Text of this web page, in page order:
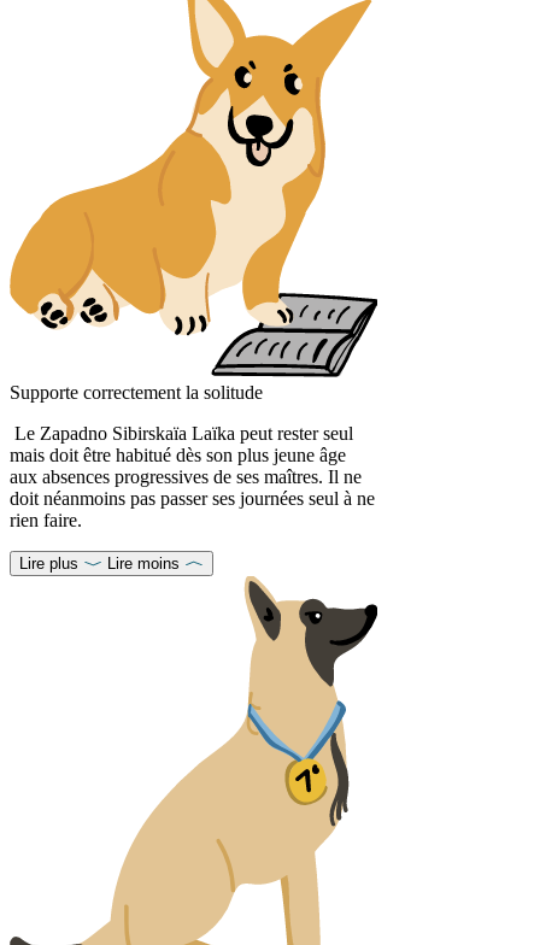
Supporte correctement la solitude
Le Zapadno Sibirskaïa Laïka peut rester seul
mais doit être habitué dès son plus jeune âge
aux absences progressives de ses maîtres. Il ne
doit néanmoins pas passer ses journées seul à ne
rien faire.
Lire plus Lire moins